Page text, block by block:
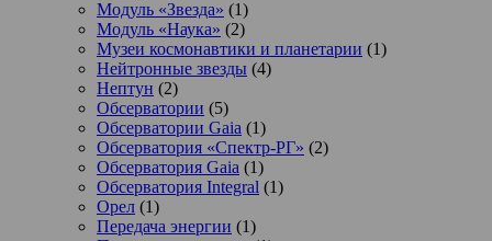
Модуль «Звезда» (1)
Модуль «Наука» (2)
Музеи космонавтики и планетарии (1)
Нейтронные звезды (4)
Нептун (2)
Обсерватории (5)
Обсерватории Gaia (1)
Обсерватория «Спектр-РГ» (2)
Обсерватория Gaia (1)
Обсерватория Integral (1)
Орел (1)
Передача энергии (1)